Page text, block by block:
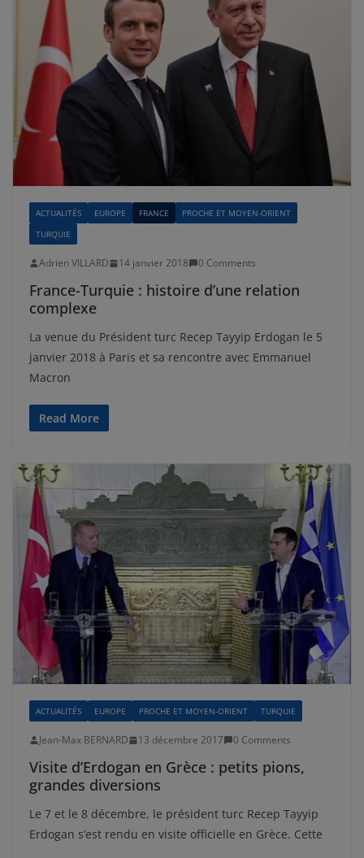
ACTUALITÉS EUROPE FRANCE
PROCHE ET MOYEN-ORIENT
TURQUIE
Adrien VILLARD 14 janvier 2018 0 Comments
France-Turquie : histoire d’une relation
complexe
La venue du Président turc Recep Tayyip Erdogan le 5
janvier 2018 à Paris et sa rencontre avec Emmanuel
Macron
Read More
ACTUALITÉS EUROPE PROCHE ET MOYEN-ORIENT TURQUIE
Jean-Max BERNARD 13 décembre 2017 0 Comments
Visite d’Erdogan en Grèce : petits pions,
grandes diversions
Le 7 et le 8 décembre, le président turc Recep Tayyip
Erdogan s’est rendu en visite officielle en Grèce. Cette